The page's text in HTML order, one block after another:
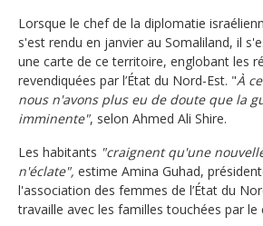
Lorsque le chef de la diplomatie
s'est rendu en janvier au Somaliland, il
une carte de ce territoire, englobant les
revendiquées par l’État du Nord-Est. "À
nous n'avons plus eu de doute que la
imminente", selon Ahmed Ali Shire.
Les habitants "craignent qu'une
n'éclate", estime Amina Guhad,
l'association des femmes de l’État du
travaille avec les familles touchées par le